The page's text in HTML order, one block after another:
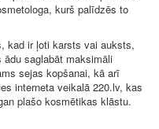
kurš palīdzēs to
kad ir ļoti karsts vai auksts,
saglabāt maksimāli
sejas kopšanai, kā arī
interneta veikalā 220.lv, kas
plašo kosmētikas klāstu.